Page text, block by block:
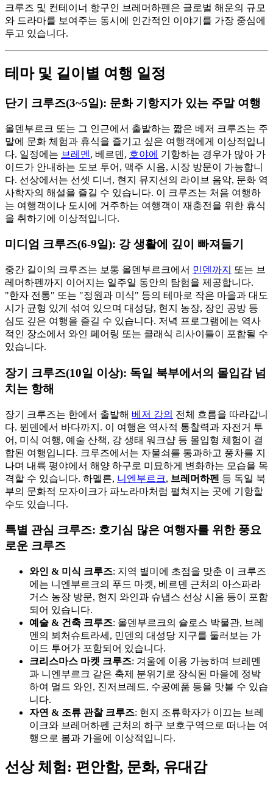
크루즈 및 컨테이너 항구인 브레머하펜은 글로벌 해운의 규모
와 드라마를 보여주는 동시에 인간적인 이야기를 가장 중심에
두고 있습니다.
테마 및 길이별 여행 일정
단기 크루즈(3~5일): 문화 기항지가 있는 주말 여행
올덴부르크 또는 그 인근에서 출발하는 짧은 베저 크루즈는 주
말에 문화 체험과 휴식을 즐기고 싶은 여행객에게 이상적입니
다. 일정에는 브레멘 , 베르덴, 호야에 기항하는 경우가 많아 가
이드가 안내하는 도보 투어, 맥주 시음, 시장 방문이 가능합니
다. 선상에서는 선셋 디너, 현지 뮤지션의 라이브 음악, 문화 역
사학자의 해설을 즐길 수 있습니다. 이 크루즈는 처음 여행하
는 여행객이나 도시에 거주하는 여행객이 재충전을 위한 휴식
을 취하기에 이상적입니다.
미디엄 크루즈(6-9일): 강 생활에 깊이 빠져들기
중간 길이의 크루즈는 보통 올덴부르크에서 민덴까지
또는 브
레머하펜까지 이어지는 일주일 동안의 탐험을 제공합니다.
"한자 전통" 또는 "정원과 미식" 등의 테마로 작은 마을과 대도
시가 균형 있게 섞여 있으며 대성당, 현지 농장, 장인 공방 등
심도 깊은 여행을 즐길 수 있습니다. 저녁 프로그램에는 역사
적인 장소에서 와인 페어링 또는 클래식 리사이틀이 포함될 수
있습니다.
장기 크루즈(10일 이상): 독일 북부에서의 몰입감 넘
치는 항해
장기 크루즈는 한에서 출발해 베저 강의 전체 흐름을 따라갑니
다. 뮌덴에서 바다까지. 이 여행은 역사적 통찰력과 자전거 투
어, 미식 여행, 예술 산책, 강 생태 워크샵 등 몰입형 체험이 결
합된 여행입니다. 크루즈에서는 자물쇠를 통과하고 풍차를 지
나며 내륙 평야에서 해양 하구로 미묘하게 변화하는 모습을 목
격할 수 있습니다. 하멜른, 니엔부르크, 브레머하펜 등 독일 북
부의 문화적 모자이크가 파노라마처럼 펼쳐지는 곳에 기항할
수도 있습니다.
특별 관심 크루즈: 호기심 많은 여행자를 위한 풍요
로운 크루즈
와인 & 미식 크루즈: 지역 별미에 초점을 맞춘 이 크루즈
에는 니엔부르크의 푸드 마켓, 베르덴 근처의 아스파라
거스 농장 방문, 현지 와인과 슈냅스 선상 시음 등이 포함
되어 있습니다.
예술 & 건축 크루즈: 올덴부르크의 슐로스 박물관, 브레
멘의 뵈처슈트라세, 민덴의 대성당 지구를 둘러보는 가
이드 투어가 포함되어 있습니다.
크리스마스 마켓 크루즈: 겨울에 이용 가능하며 브레멘
과 니엔부르크 같은 축제 분위기로 장식된 마을에 정박
하여 멀드 와인, 진저브레드, 수공예품 등을 맛볼 수 있습
니다.
자연 & 조류 관찰 크루즈: 현지 조류학자가 이끄는 브레
이크와 브레머하펜 근처의 하구 보호구역으로 떠나는 여
행으로 봄과 가을에 이상적입니다.
선상 체험: 편안함, 문화, 유대감